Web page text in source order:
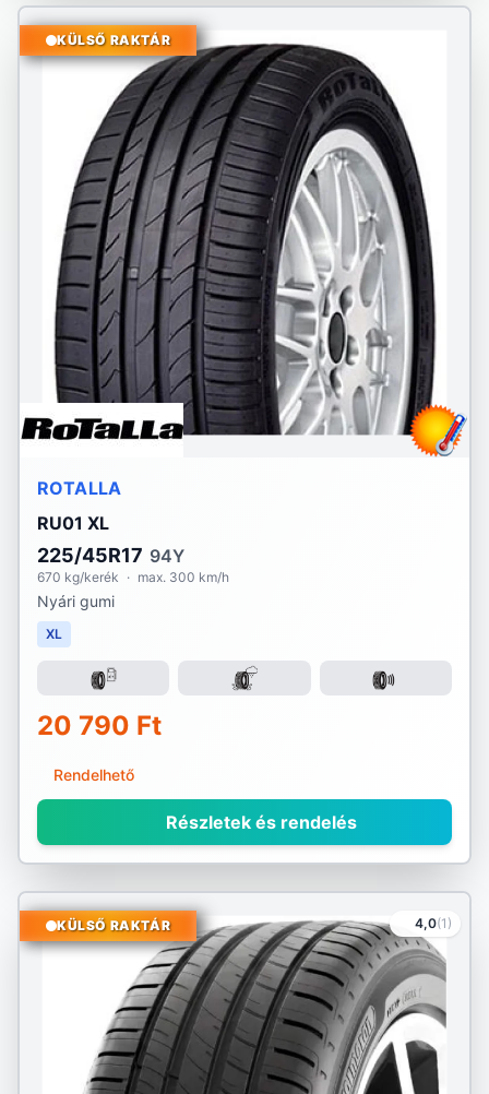
KÜLSŐ RAKTÁR
ROTALLA
RU01 XL
225/45R17 94Y
670 kg/kerék · max. 300 km/h
Nyári gumi
XL
20 790 Ft
Rendelhető
Részletek és rendelés
4,0(1)
KÜLSŐ RAKTÁR